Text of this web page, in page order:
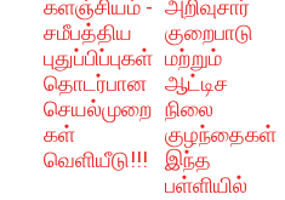
களஞ்சியம் -
சமீபத்திய
புதுப்பிப்புகள்
தொடர்பான
செயல்முறை
கள்
வெளியீடு!!!
அறிவுசார்
குறைபாடு
மற்றும்
ஆட்டிச
நிலை
குழந்தைகள்
இந்த
பள்ளியில்